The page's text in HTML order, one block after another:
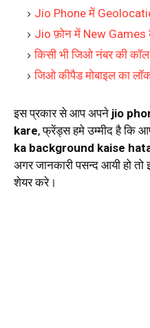
Jio Phone में
Jio फ़ोन में New Games
किसी भी जिओ नंबर की
जिओ कीपैड मोबाइल का
इस प्रकार से आप अपने jio
kare, फ्रेंड्स हमे उम्मीद है कि
ka background kaise
अगर जानकारी पसन्द आयी हो
शेयर करे।